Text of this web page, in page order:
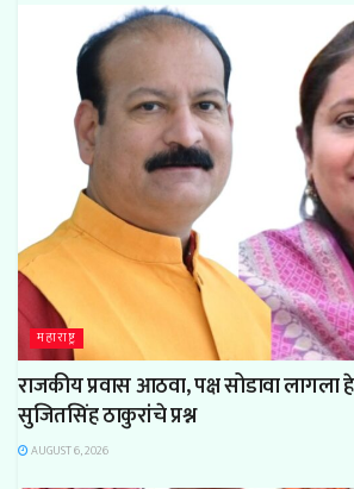
महाराष्ट्र
राजकीय प्रवास आठवा, पक्ष सोडावा लागला
सुजितसिंह ठाकुरांचे प्रश्न
AUGUST 6, 2026